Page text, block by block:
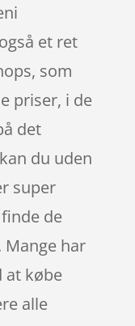
et ret
som
priser, i de
det
du uden
super
de
har
at købe
alle